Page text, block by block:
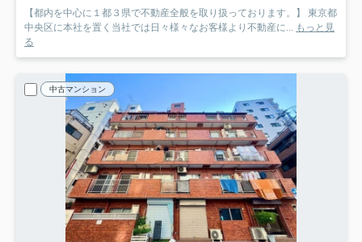
【都内を中心に１都３県で不動産全般を取り扱っております。】 東京都
中央区に本社を置く当社では日々様々なお客様より不動産に... もっと見
る
中古マンション